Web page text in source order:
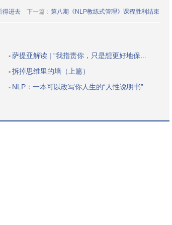
得进去 下一篇： 第八期《NLP教练式管理》课程胜利结束
▪ 萨提亚解读 | “我指责你，只是想更好地保护自己”
▪ 拆掉思维里的墙（上篇）
▪ NLP：一本可以改写你人生的“人性说明书”